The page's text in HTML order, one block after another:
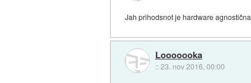
Jah prihodsnot je hardware
Looooooka
::23. nov 2016, 00:00